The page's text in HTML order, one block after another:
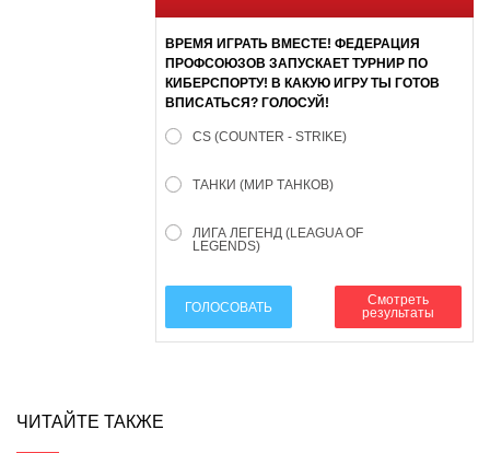
ВРЕМЯ ИГРАТЬ ВМЕСТЕ! ФЕДЕРАЦИЯ
ПРОФСОЮЗОВ ЗАПУСКАЕТ ТУРНИР ПО
КИБЕРСПОРТУ! В КАКУЮ ИГРУ ТЫ ГОТОВ
ВПИСАТЬСЯ? ГОЛОСУЙ!
CS (COUNTER - STRIKE)
ТАНКИ (МИР ТАНКОВ)
ЛИГА ЛЕГЕНД (LEAGUA OF
LEGENDS)
ГОЛОСОВАТЬ
Смотреть
результаты
ЧИТАЙТЕ ТАКЖЕ